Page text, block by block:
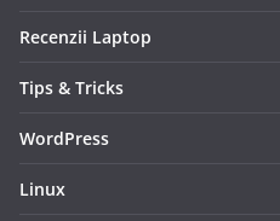
Recenzii Laptop
Tips & Tricks
WordPress
Linux